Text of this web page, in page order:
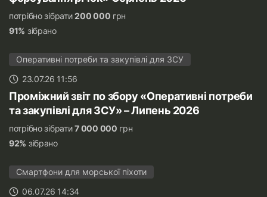
потрібно зібрати200 000 грн
91% зібрано
Оперативні потреби та закупівлі для ЗСУ
23.07.26 11:56
Проміжний звіт по збору «Оперативні потреби
та закупівлі для ЗСУ» – Липень 2026
потрібно зібрати7 000 000 грн
92% зібрано
Смартфони для морської піхоти
06.07.26 14:34